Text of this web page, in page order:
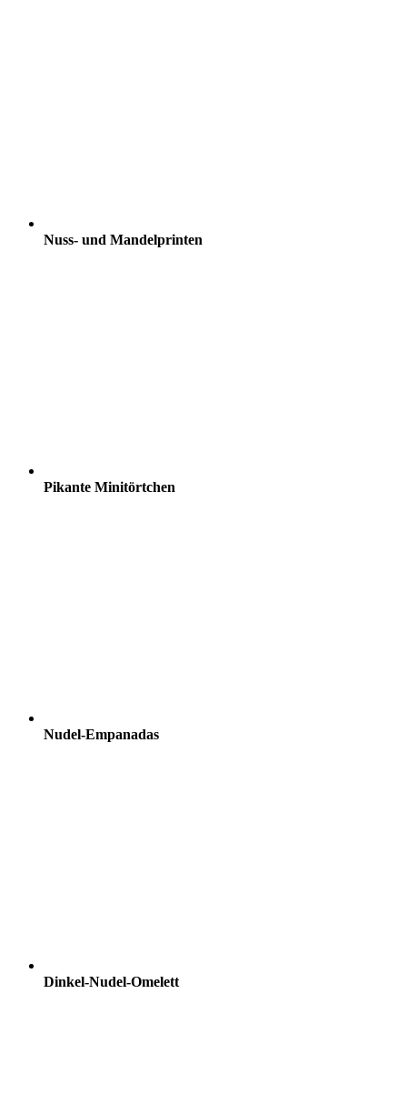
Nuss- und Mandelprinten
Pikante Minitörtchen
Nudel-Empanadas
Dinkel-Nudel-Omelett